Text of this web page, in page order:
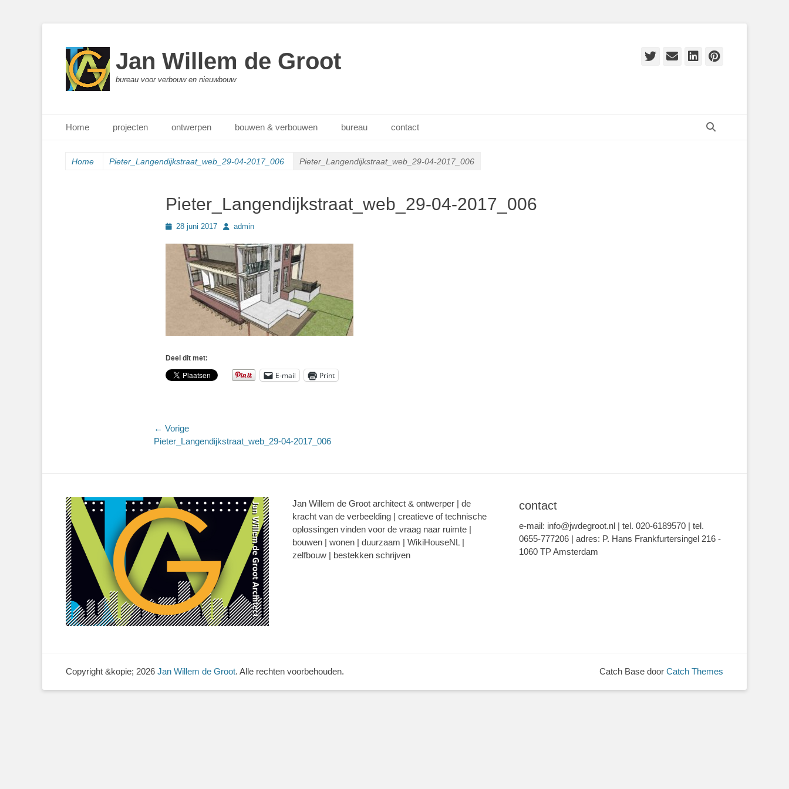
Jan Willem de Groot
bureau voor verbouw en nieuwbouw
Twitter
E-
LinkedIn
Primair menu
naar
inhoud
Home projecten ontwerpen bouwen & verbouwen bureau contact
Home Pieter_Langendijkstraat_web_29-04-2017_006 Pieter_Langendijkstraat_web_29-04-2017_006
Pieter_Langendijkstraat_web_29-04-2017_006
Geplaatst
28 juni 2017 Authoradmin
Deel dit met:
E-mail Print
Bericht
navigatie
← Vorige
Vorig
Pieter_Langendijkstraat_web_29-04-2017_006
Jan Willem de Groot architect & ontwerper | de
kracht van de verbeelding | creatieve of technische
oplossingen vinden voor de vraag naar ruimte |
bouwen | wonen | duurzaam | WikiHouseNL |
zelfbouw | bestekken schrijven
contact
e-mail: info@jwdegroot.nl | tel. 020-6189570 | tel.
0655-777206 | adres: P. Hans Frankfurtersingel 216 -
1060 TP Amsterdam
Copyright &kopie; 2026 Jan Willem de Groot. Alle rechten voorbehouden. Catch Base door Catch Themes